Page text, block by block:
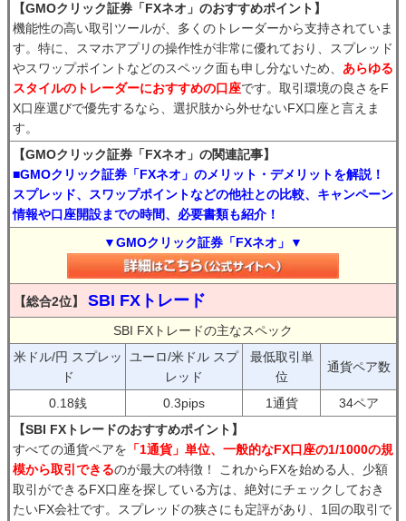
【GMOクリック証券「FXネオ」のおすすめポイント】
機能性の高い取引ツールが、多くのトレーダーから支持されていま
す。特に、スマホアプリの操作性が非常に優れており、スプレッド
やスワップポイントなどのスペック面も申し分ないため、 あらゆる
スタイルのトレーダーにおすすめの口座です。取引環境の良さをF
X口座選びで優先するなら、選択肢から外せないFX口座と言えま
す。
【GMOクリック証券「FXネオ」の関連記事】
■GMOクリック証券「FXネオ」のメリット・デメリットを解説！
スプレッド、スワップポイントなどの他社との比較、キャンペーン
情報や口座開設までの時間、必要書類も紹介！
▼GMOクリック証券「FXネオ」▼
【総合2位】 SBI FXトレード
SBI FXトレードの主なスペック
米ドル/円 スプレッ
ド
ユーロ/米ドル スプ
レッド
最低取引単
位
通貨ペア数
0.18銭 0.3pips 1通貨
34ペア
【SBI FXトレードのおすすめポイント】
すべての通貨ペアを 「1通貨」単位、一般的なFX口座の1/1000の規
模から取引できるのが最大の特徴！ これからFXを始める人、少額
取引ができるFX口座を探している方は、絶対にチェックしておき
たいFX会社です。スプレッドの狭さにも定評があり、1回の取引で